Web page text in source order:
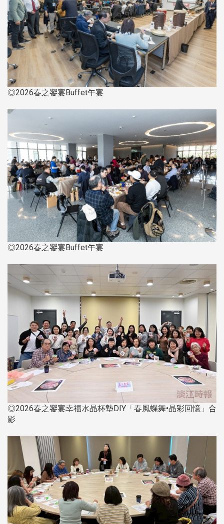
◎2026春之饗宴Buffet午宴
◎2026春之饗宴Buffet午宴
◎2026春之饗宴幸福水晶杯墊DIY「春風蝶舞•晶彩回憶」合
影